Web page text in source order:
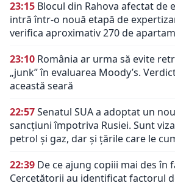
23:15 Blocul din Rahova afectat de
intră într-o nouă etapă de
verifica aproximativ 270 de
23:10 România ar urma să evite
„junk” în evaluarea Moody’s.
această seară
22:57Senatul SUA a adoptat un
sancțiuni împotriva Rusiei. Sunt
petrol și gaz, dar și țările care le
22:39 De ce ajung copiii mai des în
Cercetătorii au identificat factorul